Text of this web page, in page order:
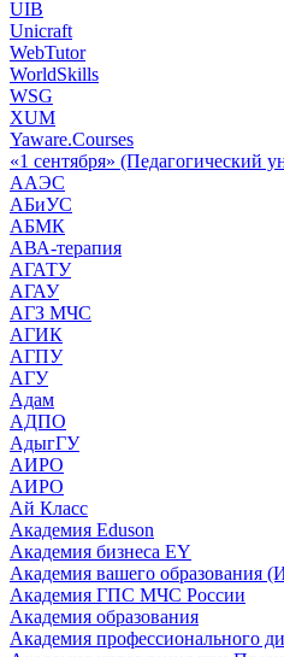
UIB
Unicraft
WebTutor
WorldSkills
WSG
XUM
Yaware.Courses
«1 сентября» (Педагогический
ААЭС
АБиУС
АБМК
АВА-терапия
АГАТУ
АГАУ
АГЗ МЧС
АГИК
АГПУ
АГУ
Адам
АДПО
АдыгГУ
АИРО
АИРО
Ай Класс
Академия Eduson
Академия бизнеса EY
Академия вашего
Академия ГПС МЧС России
Академия образования
Академия профессионального